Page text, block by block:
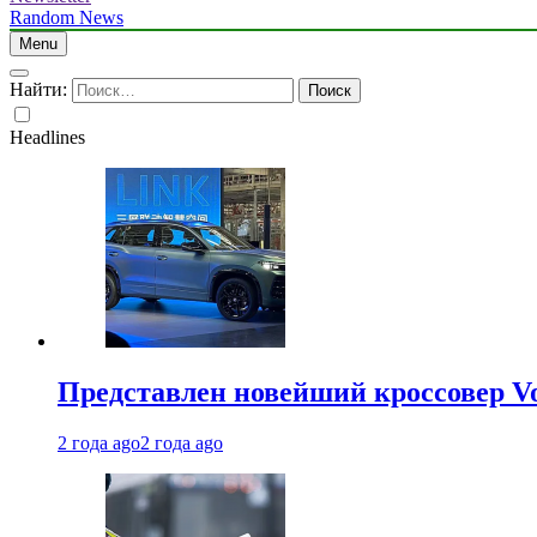
Random News
Menu
Найти:
Headlines
Представлен новейший кроссовер
2 года ago2 года ago